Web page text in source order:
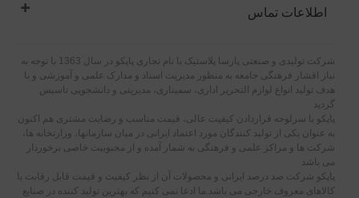
اطلاعات تماس
شرکت تولیدی و صنعتی پارسا پلاستیک با نام تجاری پاپکو در سال 1363 با توجه به
نیاز اقشار فرهنگی جامعه به منظور مدیریت اسناد و مدارک علمی و آموزشی و با
هدف تولید انواع لوازم التحریر اداری، سمیناری، مدیریتی و دانشجویی تاسیس
گردید
پاپکو با سرلوحه قراردادن کیفیت عالی، قیمت مناسب و رضایت مشتری هم اکنون
به عنوان یکی از تولید کنندگان مورد اعتماد ایرانی در میان سازمانها، وزارتخانه ها،
شرکت ها و مراکز علمی و فرهنگی به شمار آمده و از محبوبیت خاصی برخوردار
می باشد
پاپکو شرکت صد درصد ایرانی و محصولات آن از نظر کیفیت و قیمت قابل رقابت با
کالاهای معروف خارجی می باشد.ما ادعا نمی کنیم که بهترین تولید کننده در صنایع